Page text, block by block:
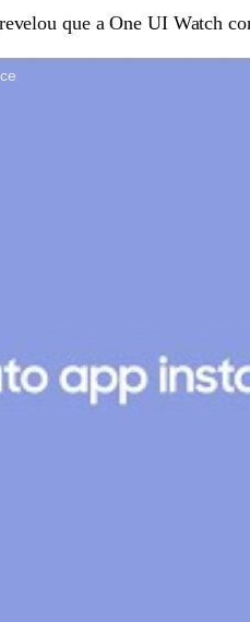
que a One UI Watch